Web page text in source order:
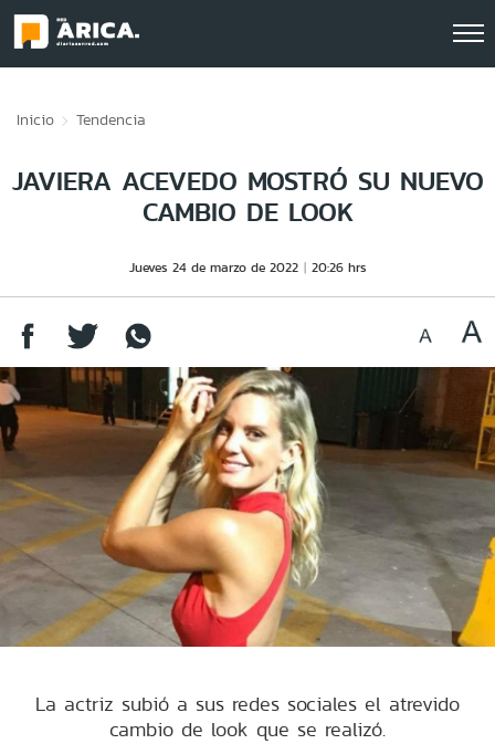
Inicio Tendencia
JAVIERA ACEVEDO MOSTRÓ SU NUEVO
CAMBIO DE LOOK
Jueves 24 de marzo de 2022 20:26 hrs
La actriz subió a sus redes sociales el atrevido
cambio de look que se realizó.